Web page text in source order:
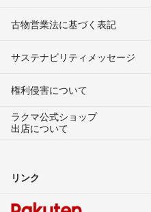
古物営業法に基づく表記
サステナビリティメッセージ
権利侵害について
ラクマ公式ショップ
出店について
リンク